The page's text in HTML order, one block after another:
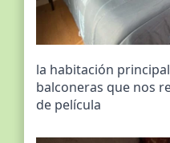
la habitación
balconeras que nos
de película